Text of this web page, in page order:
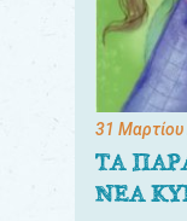
31
ΤΑ
ΝΕΑ